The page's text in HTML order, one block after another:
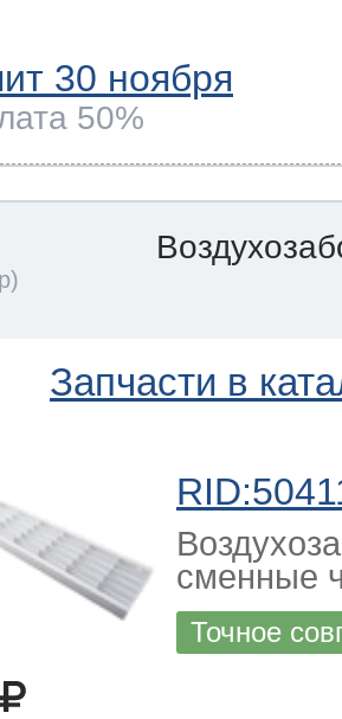
30 ноября
50%
Запчасти в
сменные
Точное